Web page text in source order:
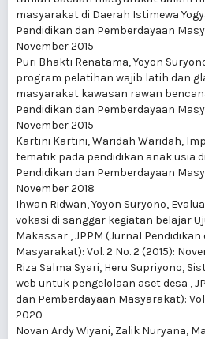
masyarakat di Daerah Istimewa
Pendidikan dan Pemberdayaan
November 2015
Puri Bhakti Renatama, Yoyon
program pelatihan wajib latih dan
masyarakat kawasan rawan
Pendidikan dan Pemberdayaan
November 2015
Kartini Kartini, Waridah Waridah,
tematik pada pendidikan anak usia
Pendidikan dan Pemberdayaan
November 2018
Ihwan Ridwan, Yoyon Suryono,
vokasi di sanggar kegiatan belajar
Makassar ,JPPM (Jurnal
Masyarakat): Vol. 2 No. 2 (2015):
Riza Salma Syari, Heru Supriyono,
web untuk pengelolaan aset desa ,
dan Pemberdayaan Masyarakat):
2020
Novan Ardy Wiyani, Zalik Nuryana,